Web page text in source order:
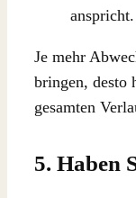
anspricht.
Je mehr
bringen, desto
gesamten
5. Haben